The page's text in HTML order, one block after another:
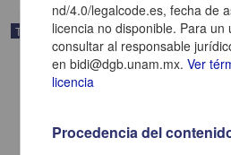
Trabajo de grado
nd/4.0/legalcode.es, fecha de
licencia no disponible. Para un
consultar al responsable
en bidi@dgb.unam.mx.Ver
licencia
Procedencia del